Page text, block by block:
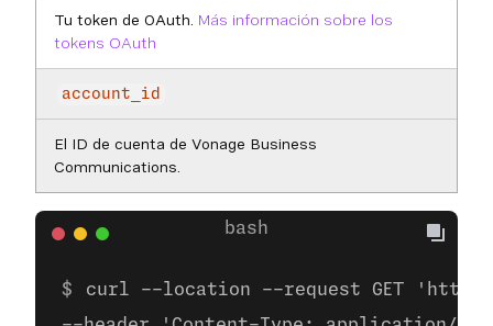
Tu token de OAuth. Más información sobre los
tokens OAuth
account_id
El ID de cuenta de Vonage Business
Communications.
curl --location --request GET